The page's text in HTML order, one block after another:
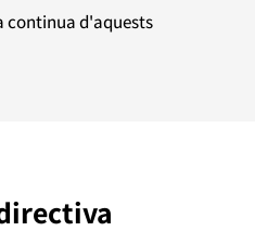
continua d'aquests